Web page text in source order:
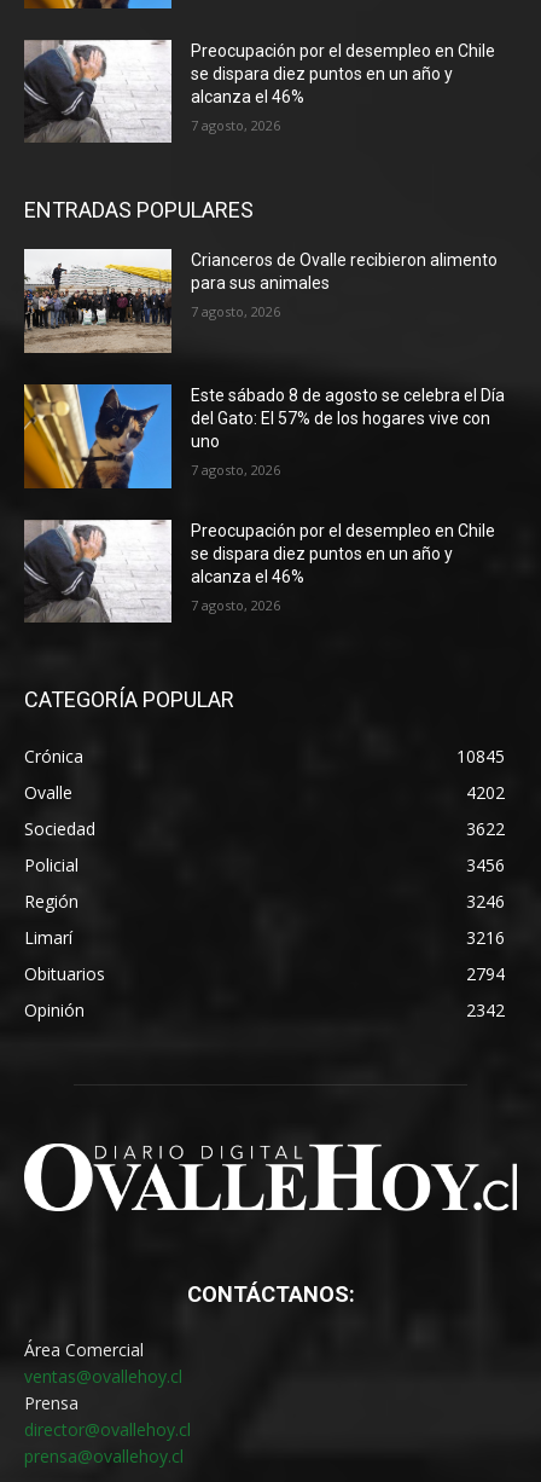
Preocupación por el desempleo en Chile
se dispara diez puntos en un año y
alcanza el 46%
7 agosto, 2026
ENTRADAS POPULARES
Crianceros de Ovalle recibieron alimento
para sus animales
7 agosto, 2026
Este sábado 8 de agosto se celebra el Día
del Gato: El 57% de los hogares vive con
uno
7 agosto, 2026
Preocupación por el desempleo en Chile
se dispara diez puntos en un año y
alcanza el 46%
7 agosto, 2026
CATEGORÍA POPULAR
Crónica
10845
Ovalle
4202
Sociedad
3622
Policial
3456
Región
3246
Limarí
3216
Obituarios
2794
Opinión
2342
CONTÁCTANOS:
Área Comercial
ventas@ovallehoy.cl
Prensa
director@ovallehoy.cl
prensa@ovallehoy.cl